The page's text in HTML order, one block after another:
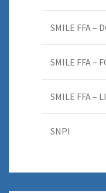
SMILE FFA –
SMILE FFA –
SMILE FFA –
SNPI